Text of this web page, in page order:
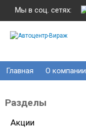
Мы в соц. сетях:
Главная О компании
Разделы
Акции